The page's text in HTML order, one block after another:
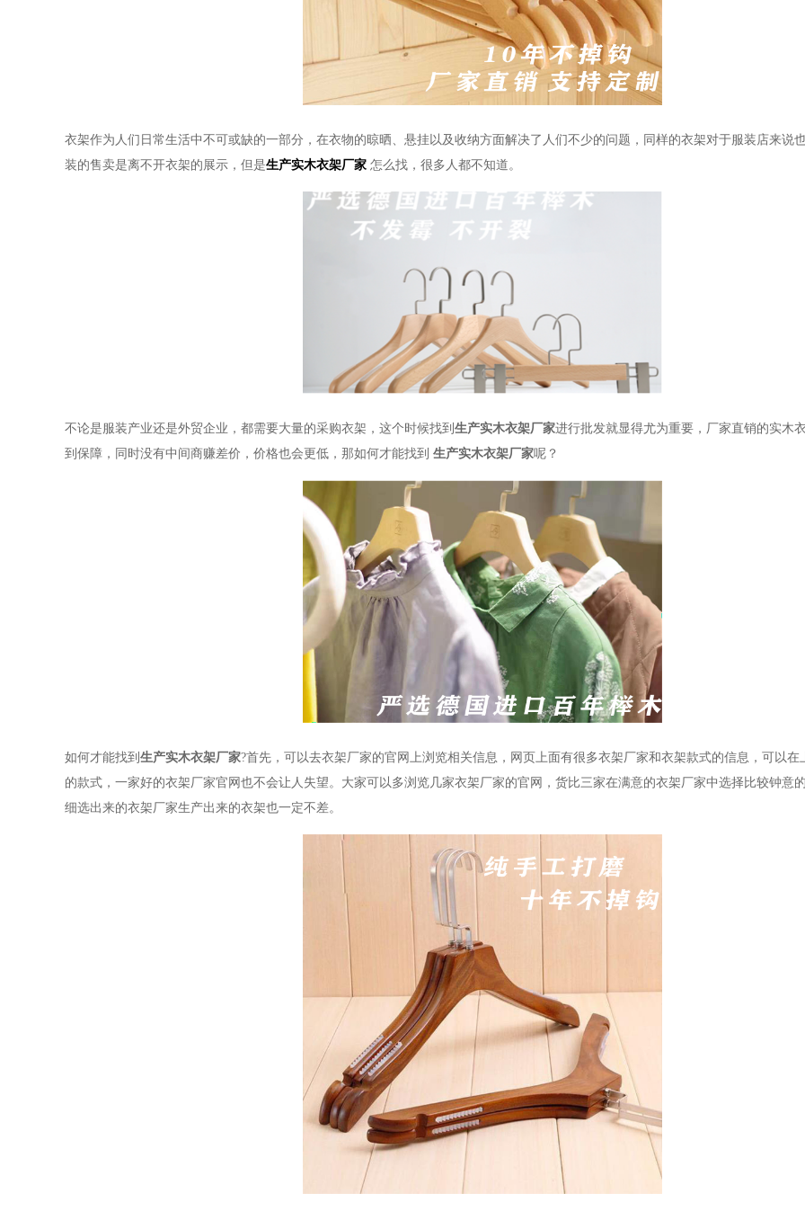
衣架作为人们日常生活中不可或缺的一部分，在衣物的晾晒、悬挂以及收纳方面解决了人们不少的问题，同样的衣架对于服装店来说
装的售卖是离不开衣架的展示，但是生产实木衣架厂家 怎么找，很多人都不知道。
不论是服装产业还是外贸企业，都需要大量的采购衣架，这个时候找到 生产实木衣架厂家进行批发就显得尤为重要，厂家直销的实木
到保障，同时没有中间商赚差价，价格也会更低，那如何才能找到 生产实木衣架厂家呢？
如何才能找到 生产实木衣架厂家?首先，可以去衣架厂家的官网上浏览相关信息，网页上面有很多衣架厂家和衣架款式的信息，可以在
的款式，一家好的衣架厂家官网也不会让人失望。大家可以多浏览几家衣架厂家的官网，货比三家在满意的衣架厂家中选择比较钟意
细选出来的衣架厂家生产出来的衣架也一定不差。